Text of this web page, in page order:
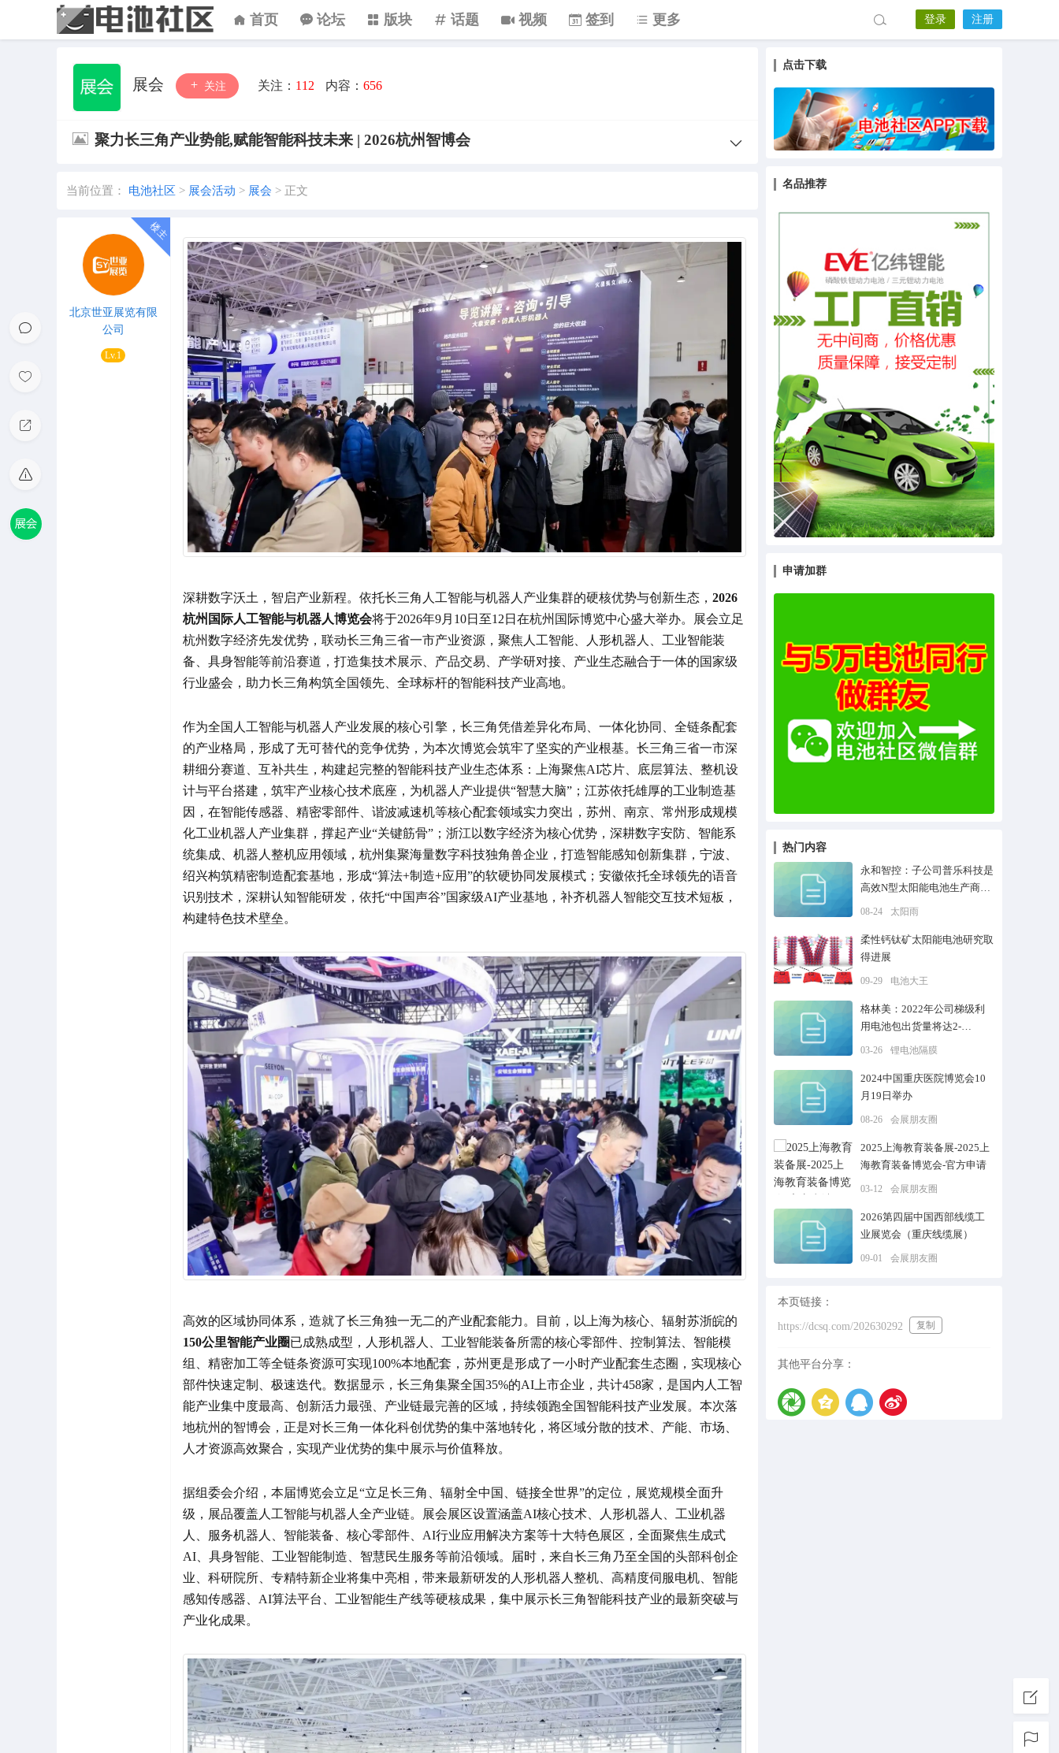
首页 论坛 版块 话题 视频 签到 更多 登录 注册
展会 关注 关注： 112 内容： 656
聚力长三角产业势能,赋能智能科技未来 | 2026杭州智博会
当前位置： 电池社区 > 展会活动 > 展会 > 正文
北京世亚展览有限
公司
Lv.1
深耕数字沃土，智启产业新程。依托长三角人工智能与机器人产业集群的硬核优势与创新生态， 2026
杭州国际人工智能与机器人博览会将于2026年9月10日至12日在杭州国际博览中心盛大举办。展会立足
杭州数字经济先发优势，联动长三角三省一市产业资源，聚焦人工智能、人形机器人、工业智能装
备、具身智能等前沿赛道，打造集技术展示、产品交易、产学研对接、产业生态融合于一体的国家级
行业盛会，助力长三角构筑全国领先、全球标杆的智能科技产业高地。
作为全国人工智能与机器人产业发展的核心引擎，长三角凭借差异化布局、一体化协同、全链条配套
的产业格局，形成了无可替代的竞争优势，为本次博览会筑牢了坚实的产业根基。长三角三省一市深
耕细分赛道、互补共生，构建起完整的智能科技产业生态体系：上海聚焦AI芯片、底层算法、整机设
计与平台搭建，筑牢产业核心技术底座，为机器人产业提供“智慧大脑”；江苏依托雄厚的工业制造基
因，在智能传感器、精密零部件、谐波减速机等核心配套领域实力突出，苏州、南京、常州形成规模
化工业机器人产业集群，撑起产业“关键筋骨”；浙江以数字经济为核心优势，深耕数字安防、智能系
统集成、机器人整机应用领域，杭州集聚海量数字科技独角兽企业，打造智能感知创新集群，宁波、
绍兴构筑精密制造配套基地，形成“算法+制造+应用”的软硬协同发展模式；安徽依托全球领先的语音
识别技术，深耕认知智能研发，依托“中国声谷”国家级AI产业基地，补齐机器人智能交互技术短板，
构建特色技术壁垒。
高效的区域协同体系，造就了长三角独一无二的产业配套能力。目前，以上海为核心、辐射苏浙皖的
150公里智能产业圈已成熟成型，人形机器人、工业智能装备所需的核心零部件、控制算法、智能模
组、精密加工等全链条资源可实现100%本地配套，苏州更是形成了一小时产业配套生态圈，实现核心
部件快速定制、极速迭代。数据显示，长三角集聚全国35%的AI上市企业，共计458家，是国内人工智
能产业集中度最高、创新活力最强、产业链最完善的区域，持续领跑全国智能科技产业发展。本次落
地杭州的智博会，正是对长三角一体化科创优势的集中落地转化，将区域分散的技术、产能、市场、
人才资源高效聚合，实现产业优势的集中展示与价值释放。
据组委会介绍，本届博览会立足“立足长三角、辐射全中国、链接全世界”的定位，展览规模全面升
级，展品覆盖人工智能与机器人全产业链。展会展区设置涵盖AI核心技术、人形机器人、工业机器
人、服务机器人、智能装备、核心零部件、AI行业应用解决方案等十大特色展区，全面聚焦生成式
AI、具身智能、工业智能制造、智慧民生服务等前沿领域。届时，来自长三角乃至全国的头部科创企
业、科研院所、专精特新企业将集中亮相，带来最新研发的人形机器人整机、高精度伺服电机、智能
感知传感器、AI算法平台、工业智能生产线等硬核成果，集中展示长三角智能科技产业的最新突破与
产业化成果。
点击下载
名品推荐
申请加群
热门内容
永和智控：子公司普乐科技是
高效N型太阳能电池生产商，
拥有TOPCon和IBC等多项N型
08-24 太阳雨
柔性钙钛矿太阳能电池研究取
得进展
09-29 电池大王
格林美：2022年公司梯级利
用电池包出货量将达2-
3GWh，动力电池梯级利用全
03-26 锂电池隔膜
2024中国重庆医院博览会10
月19日举办
08-26 会展朋友圈
2025上海教育装备展-2025上
海教育装备博览会-官方申请
03-12 会展朋友圈
2026第四届中国西部线缆工
业展览会（重庆线缆展）
09-01 会展朋友圈
本页链接：
https://dcsq.com/202630292 复制
其他平台分享：